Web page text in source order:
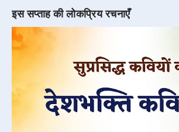
इस सप्ताह की लोकप्रिय रचनाएँ